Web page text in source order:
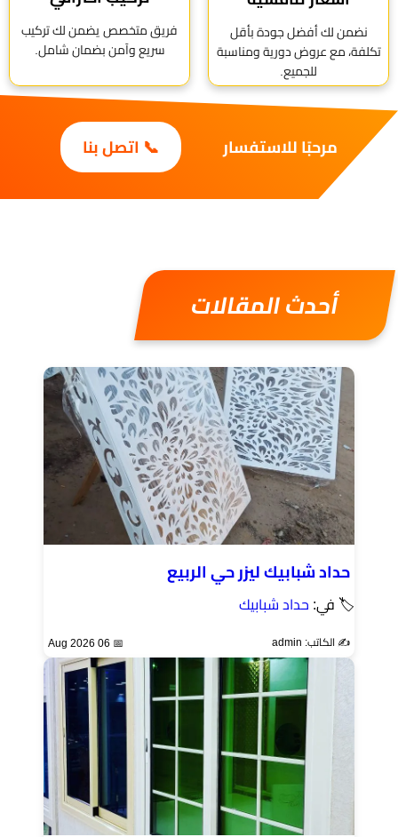
نضمن لك أفضل جودة بأقل
تكلفة، مع عروض دورية ومناسبة
للجميع.
فريق متخصص يضمن لك تركيب
سريع وآمن بضمان شامل.
مرحبًا للاستفسار 📞 اتصل بنا
أحدث المقالات
حداد شبابيك ليزر حي الربيع
🏷 في: حداد شبابيك
✍️ الكاتب: admin 📅 06 Aug 2026